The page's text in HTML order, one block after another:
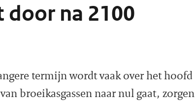
door na 2100
termijn wordt vaak over het hoofd
broeikasgassen naar nul gaat, zorgen